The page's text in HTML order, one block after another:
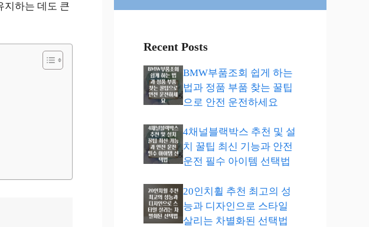
지하는 데도 큰
Recent Posts
BMW부품조회 쉽게 하는
법과 정품 부품 찾는 꿀팁
으로 안전 운전하세요
4채널블랙박스 추천 및 설
치 꿀팁 최신 기능과 안전
운전 필수 아이템 선택법
20인치휠 추천 최고의 성
능과 디자인으로 스타일
살리는 차별화된 선택법